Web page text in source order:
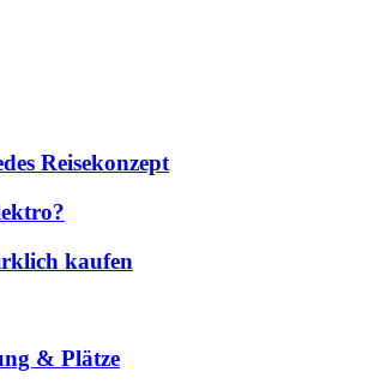
Reisekonzept
kaufen
& Plätze